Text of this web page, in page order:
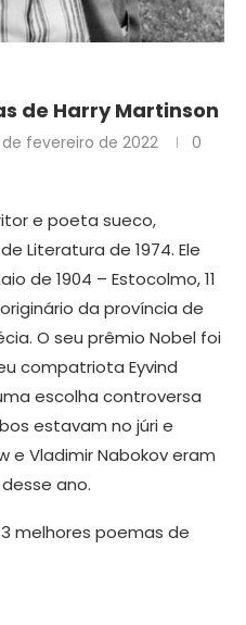
de Harry Martinson
de fevereiro de 2022
0
e poeta sueco,
Literatura de 1974. Ele
de 1904 – Estocolmo, 11
da província de
O seu prêmio Nobel foi
compatriota Eyvind
escolha controversa
estavam no júri e
e Vladimir Nabokov eram
ano.
melhores poemas de